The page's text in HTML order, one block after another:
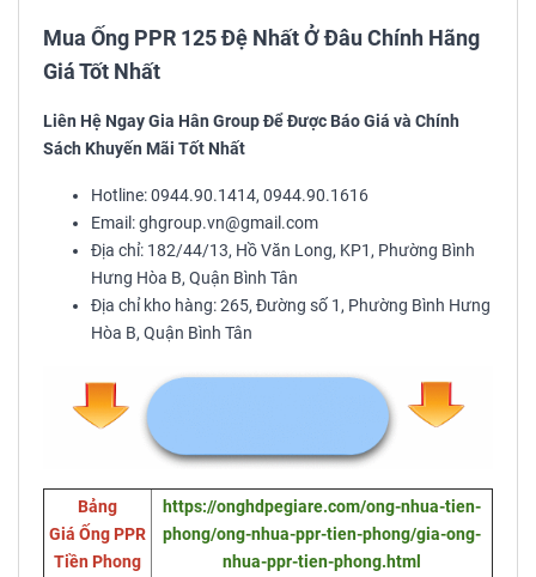
Mua Ống PPR 125 Đệ Nhất Ở Đâu Chính Hãng
Giá Tốt Nhất
Liên Hệ Ngay Gia Hân Group Để Được Báo Giá và Chính
Sách Khuyến Mãi Tốt Nhất
Hotline: 0944.90.1414, 0944.90.1616
Email: ghgroup.vn@gmail.com
Địa chỉ: 182/44/13, Hồ Văn Long, KP1, Phường Bình
Hưng Hòa B, Quận Bình Tân
Địa chỉ kho hàng: 265, Đường số 1, Phường Bình Hưng
Hòa B, Quận Bình Tân
Bảng
Giá Ống PPR
Tiền Phong
https://onghdpegiare.com/ong-nhua-tien-
phong/ong-nhua-ppr-tien-phong/gia-ong-
nhua-ppr-tien-phong.html